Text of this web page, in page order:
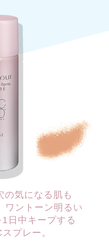
気になる肌も
ワントーン明るい
日中キープする
プレー。